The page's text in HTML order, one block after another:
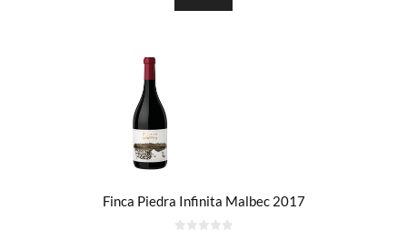
Finca Piedra Infinita Malbec 2017